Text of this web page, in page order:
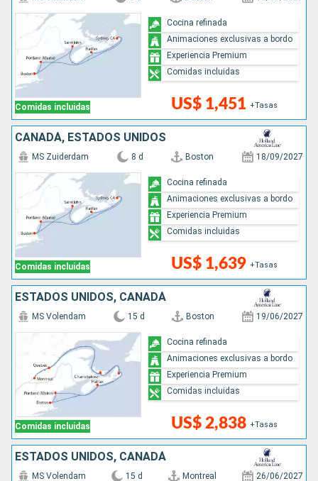
Comidas incluidas US$ 1,451 +Tasas
Cocina refinada
Animaciones exclusivas a bordo
Experiencia Premium
Comidas incluidas
CANADÁ, ESTADOS UNIDOS
Comidas incluidas
MS Zuiderdam 8 d Boston 18/09/2027
US$ 1,639 +Tasas
Cocina refinada
Animaciones exclusivas a bordo
Experiencia Premium
Comidas incluidas
ESTADOS UNIDOS, CANADÁ
Comidas incluidas
MS Volendam 15 d Boston 19/06/2027
US$ 2,838 +Tasas
Cocina refinada
Animaciones exclusivas a bordo
Experiencia Premium
Comidas incluidas
ESTADOS UNIDOS, CANADÁ
MS Volendam 15 d Montreal 26/06/2027